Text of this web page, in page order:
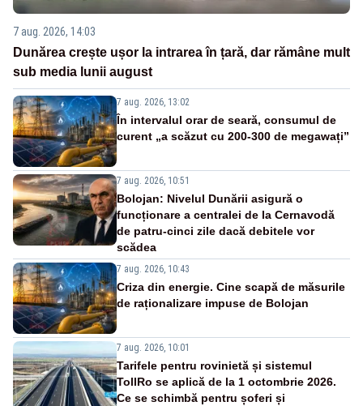
7 aug. 2026, 14:03
Dunărea crește ușor la intrarea în țară, dar rămâne mult
sub media lunii august
7 aug. 2026, 13:02
În intervalul orar de seară, consumul de
curent „a scăzut cu 200-300 de megawați”
7 aug. 2026, 10:51
Bolojan: Nivelul Dunării asigură o
funcționare a centralei de la Cernavodă
de patru-cinci zile dacă debitele vor
scădea
7 aug. 2026, 10:43
Criza din energie. Cine scapă de măsurile
de raționalizare impuse de Bolojan
7 aug. 2026, 10:01
Tarifele pentru rovinietă și sistemul
TollRo se aplică de la 1 octombrie 2026.
Ce se schimbă pentru șoferi și